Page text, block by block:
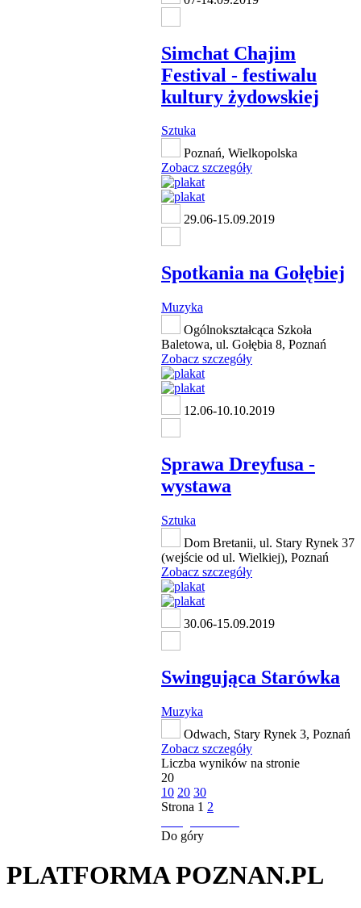
Simchat Chajim
Festival - festiwalu
kultury żydowskiej
Sztuka
Poznań, Wielkopolska
Zobacz szczegóły
29.06-15.09.2019
Spotkania na Gołębiej
Muzyka
Ogólnokształcąca Szkoła
Baletowa, ul. Gołębia 8, Poznań
Zobacz szczegóły
12.06-10.10.2019
Sprawa Dreyfusa -
wystawa
Sztuka
Dom Bretanii, ul. Stary Rynek 37
(wejście od ul. Wielkiej), Poznań
Zobacz szczegóły
30.06-15.09.2019
Swingująca Starówka
Muzyka
Odwach, Stary Rynek 3, Poznań
Zobacz szczegóły
Liczba wyników na stronie
20
10 20 30
Strona 1 2
Do góry
PLATFORMA POZNAN.PL